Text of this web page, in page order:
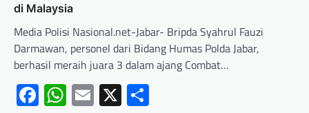
di Malaysia
Media Polisi Nasional.net-Jabar- Bripda Syahrul Fauzi
Darmawan, personel dari Bidang Humas Polda Jabar,
berhasil meraih juara 3 dalam ajang Combat…
Facebook
WhatsApp
Email
X